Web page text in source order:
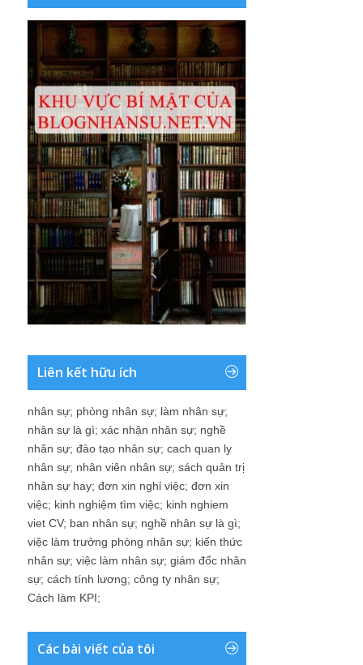
Liên kết hữu ích
nhân sự; phòng nhân sự; làm nhân sự;
nhân sự là gì; xác nhận nhân sự; nghề
nhân sự; đào tạo nhân sự; cach quan ly
nhân sự; nhân viên nhân sự; sách quản trị
nhân sự hay; đơn xin nghỉ việc; đơn xin
việc; kinh nghiệm tìm việc; kinh nghiem
viet CV; ban nhân sự; nghề nhân sự là gì;
việc làm trưởng phòng nhân sự; kiến thức
nhân sự; việc làm nhân sự; giám đốc nhân
sự; cách tính lương; công ty nhân sự;
Cách làm KPI;
Các bài viết của tôi